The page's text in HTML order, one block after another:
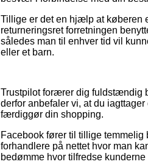
Tillige er det en hjælp at køberen
returneringsret forretningen
således man til enhver tid vil
eller et barn.
Trustpilot forærer dig fuldstændig
derfor anbefaler vi, at du
færdiggør din shopping.
Facebook fører til tillige
forhandlere på nettet hvor man
bedømme hvor tilfredse kunderne